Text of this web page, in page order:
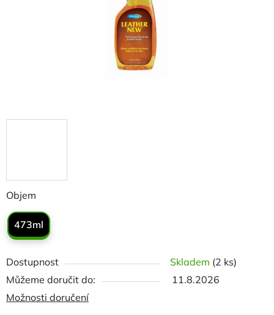
Objem
473ml
Dostupnost Skladem (2 ks)
Můžeme doručit do:
11.8.2026
Možnosti doručení